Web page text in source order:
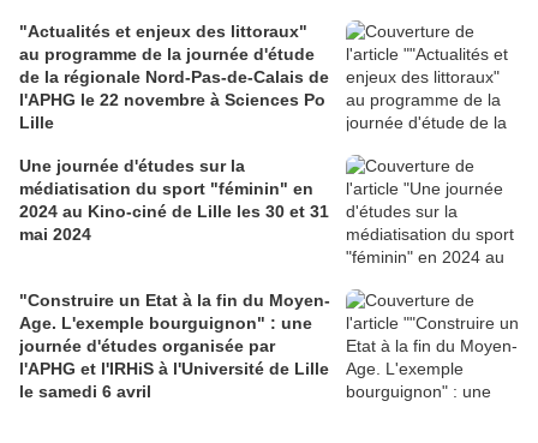
"Actualités et enjeux des littoraux"
au programme de la journée d'étude
de la régionale Nord-Pas-de-Calais de
l'APHG le 22 novembre à Sciences Po
Lille
Une journée d'études sur la
médiatisation du sport "féminin" en
2024 au Kino-ciné de Lille les 30 et 31
mai 2024
"Construire un Etat à la fin du Moyen-
Age. L'exemple bourguignon" : une
journée d'études organisée par
l'APHG et l'IRHiS à l'Université de Lille
le samedi 6 avril